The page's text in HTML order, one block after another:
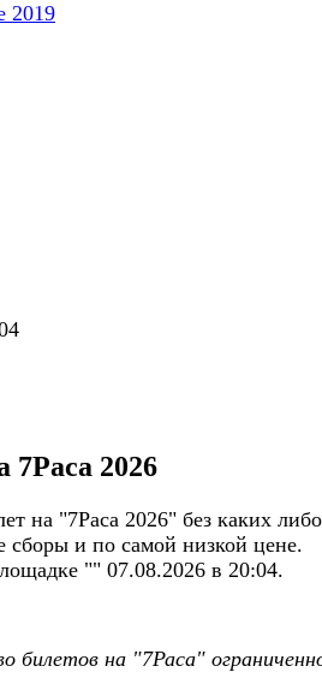
2019
7Раса 2026
на "7Раса 2026" без каких либо
сборы и по самой низкой цене.
"" 07.08.2026 в 20:04.
билетов на "7Раса"